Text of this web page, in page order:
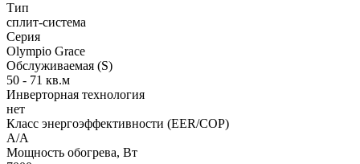
Тип
сплит-система
Серия
Olympio Grace
Обслуживаемая (S)
50 - 71 кв.м
Инверторная технология
нет
Класс энергоэффективности (EER/COP)
A/A
Мощность обогрева, Вт